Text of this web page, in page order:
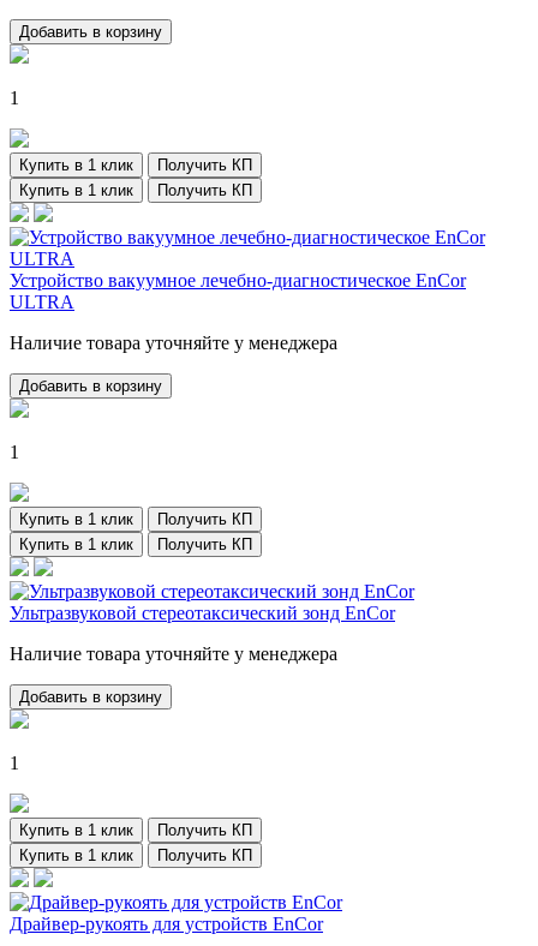
Добавить в корзину
1
Купить в 1 клик
Получить КП
Купить в 1 клик
Получить КП
Устройство вакуумное лечебно-диагностическое EnCor
ULTRA
Наличие товара уточняйте у менеджера
Добавить в корзину
1
Купить в 1 клик
Получить КП
Купить в 1 клик
Получить КП
Ультразвуковой стереотаксический зонд EnCor
Наличие товара уточняйте у менеджера
Добавить в корзину
1
Купить в 1 клик
Получить КП
Купить в 1 клик
Получить КП
Драйвер-рукоять для устройств EnCor